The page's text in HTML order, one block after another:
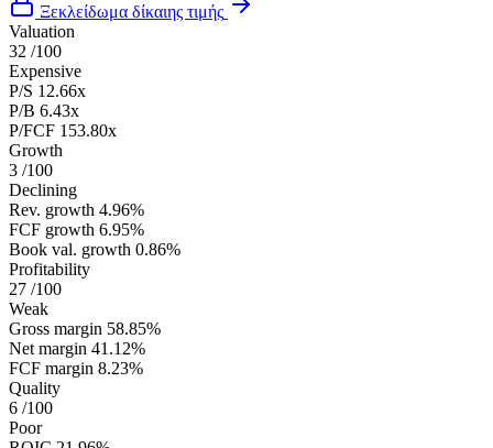
Ξεκλείδωμα δίκαιης τιμής
Valuation
32 /100
Expensive
P/S 12.66x
P/B 6.43x
P/FCF 153.80x
Growth
3 /100
Declining
Rev. growth 4.96%
FCF growth 6.95%
Book val. growth 0.86%
Profitability
27 /100
Weak
Gross margin 58.85%
Net margin 41.12%
FCF margin 8.23%
Quality
6 /100
Poor